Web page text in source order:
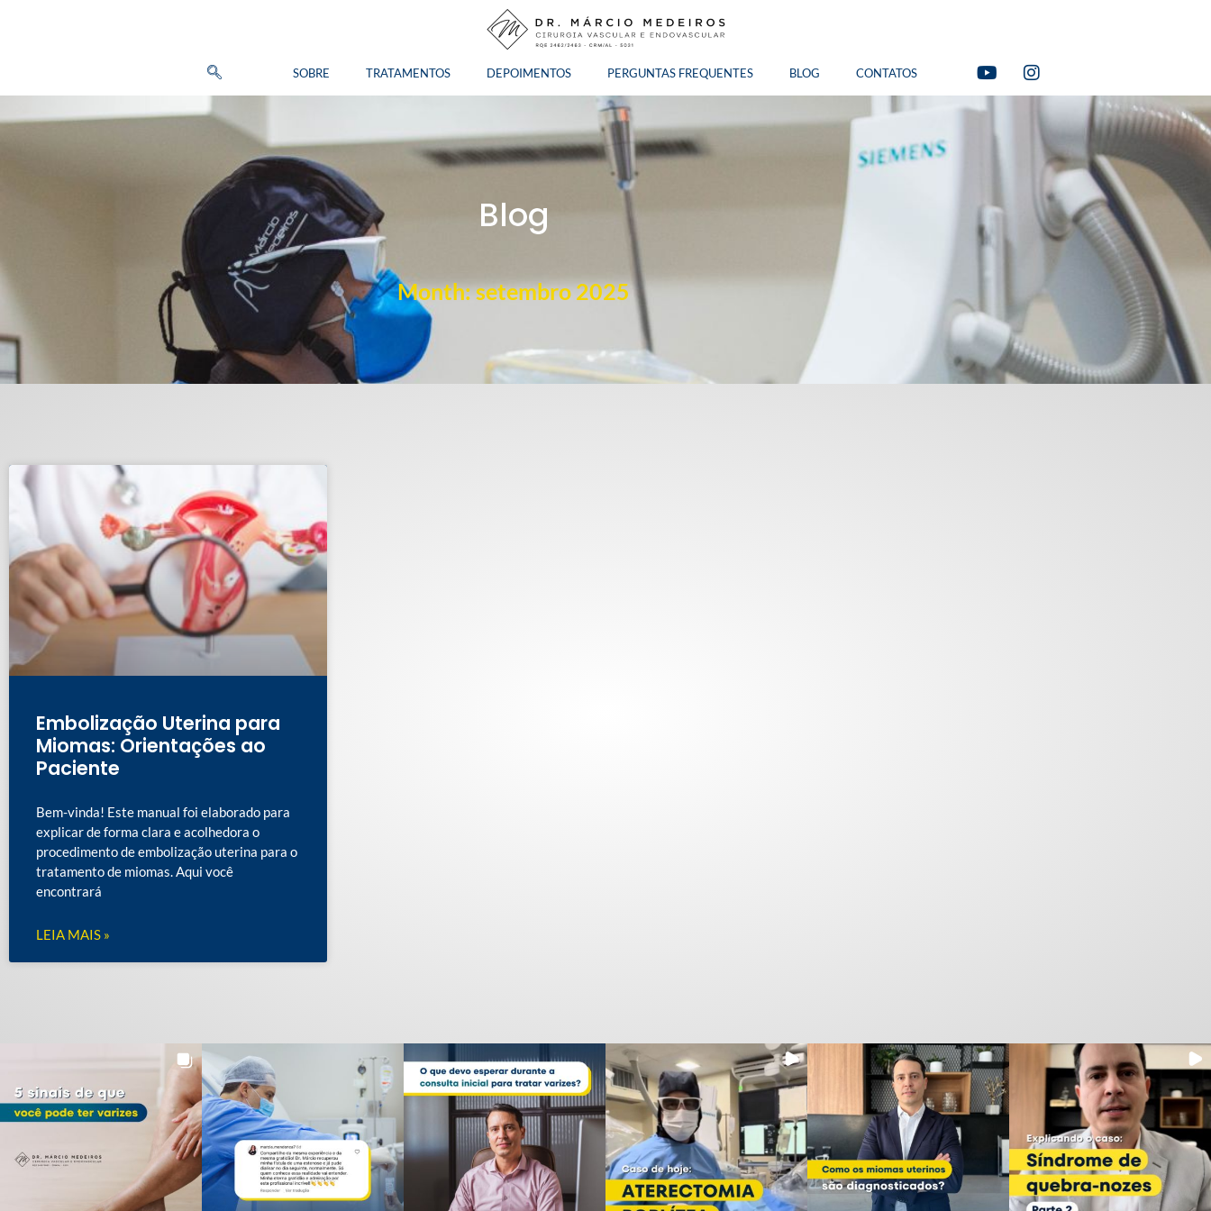
SOBRE TRATAMENTOS DEPOIMENTOS PERGUNTAS FREQUENTES BLOG CONTATOS
Blog
Month: setembro 2025
Embolização Uterina para
Miomas: Orientações ao
Paciente
Bem-vinda! Este manual foi elaborado para
explicar de forma clara e acolhedora o
procedimento de embolização uterina para o
tratamento de miomas. Aqui você
encontrará
LEIA MAIS »